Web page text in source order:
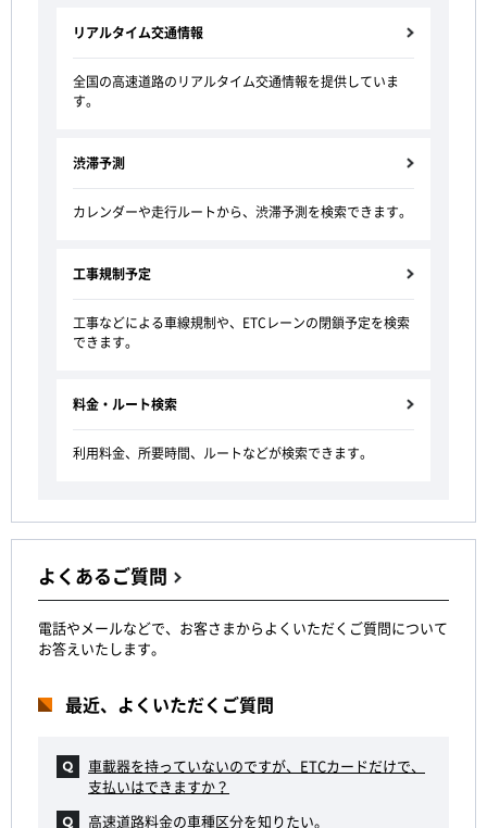
リアルタイム交通情報
全国の高速道路のリアルタイム交通情報を提供していま
す。
渋滞予測
カレンダーや走行ルートから、渋滞予測を検索できます。
工事規制予定
工事などによる車線規制や、 ETCレーンの閉鎖予定を検索
できます。
料金・ルート検索
利用料金、所要時間、ルートなどが検索できます。
よくあるご質問
電話やメールなどで、お客さまからよくいただくご質問について
お答えいたします。
最近、よくいただくご質問
車載器を持っていないのですが、ETCカードだけで、
支払いはできますか？
高速道路料金の車種区分を知りたい。